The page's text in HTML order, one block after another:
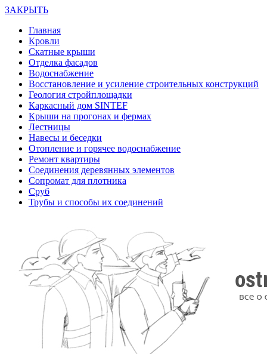
ЗАКРЫТЬ
Главная
Кровли
Скатные крыши
Отделка фасадов
Водоснабжение
Восстановление и усиление строительных конструкций
Геология стройплощадки
Каркасный дом SINTEF
Крыши на прогонах и фермах
Лестницы
Навесы и беседки
Отопление и горячее водоснабжение
Ремонт квартиры
Соединения деревянных элементов
Сопромат для плотника
Сруб
Трубы и способы их соединений